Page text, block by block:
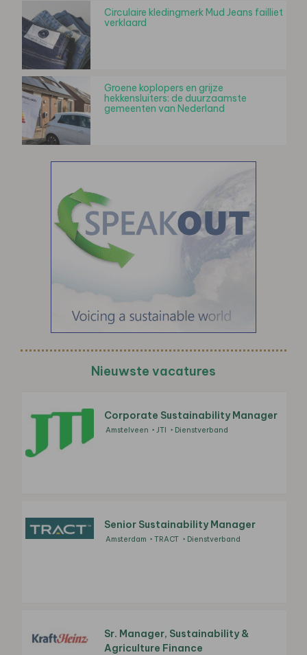
Circulaire kledingmerk Mud Jeans failliet
verklaard
Groene koplopers en grijze
hekkensluiters: de duurzaamste
gemeenten van Nederland
Nieuwste vacatures
Corporate Sustainability Manager
Amstelveen JTI Dienstverband
Senior Sustainability Manager
Amsterdam TRACT Dienstverband
Sr. Manager, Sustainability &
Agriculture Finance